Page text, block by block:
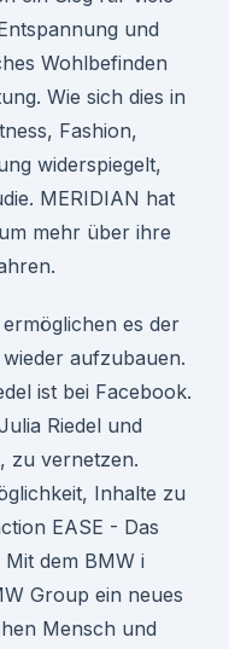
und
Wohlbefinden
Wie sich dies in
Fashion,
widerspiegelt,
MERIDIAN hat
mehr über ihre
es der
aufzubauen.
ist bei Facebook.
Riedel und
zu vernetzen.
Inhalte zu
EASE - Das
dem BMW i
Group ein neues
Mensch und